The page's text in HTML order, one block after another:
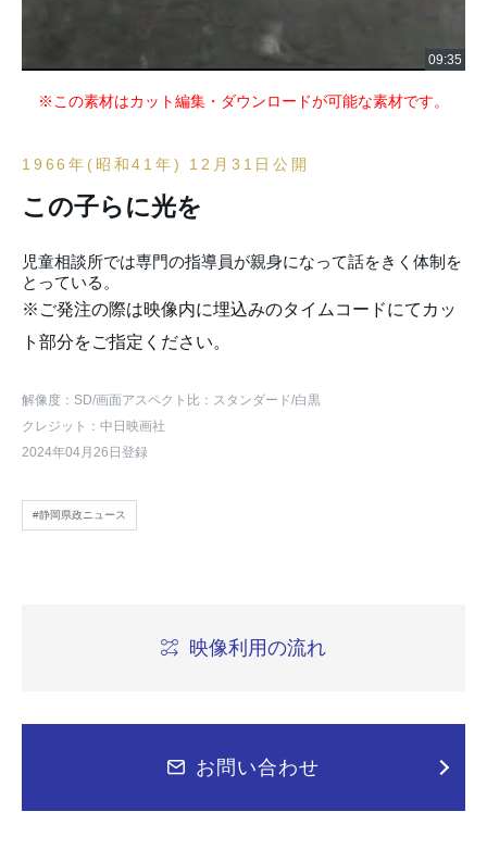
※この素材はカット編集・ダウンロードが可能な素材です。
1966年(昭和41年) 12月31日公開
この子らに光を
児童相談所では専門の指導員が親身になって話をきく体制を
とっている。
※ご発注の際は映像内に埋込みのタイムコードにてカッ
ト部分をご指定ください。
解像度：SD/画面アスペクト比：スタンダード/白黒
クレジット：中日映画社
2024年04月26日登録
#静岡県政ニュース
映像利用の流れ
お問い合わせ